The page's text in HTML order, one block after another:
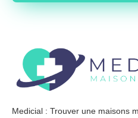
Medicial : Trouver une maisons